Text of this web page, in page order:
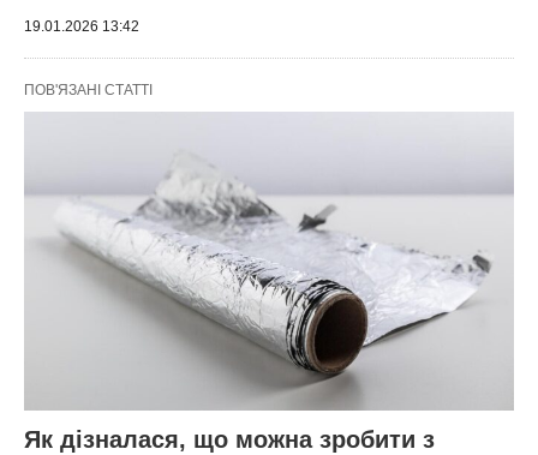
19.01.2026 13:42
ПОВ'ЯЗАНІ СТАТТІ
Як дізналася, що можна зробити з